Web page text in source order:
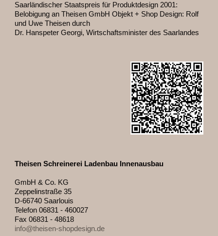
Saarländischer Staatspreis für Produktdesign 2001:
Belobigung an Theisen GmbH Objekt + Shop Design: Rolf
und Uwe Theisen durch
Dr. Hanspeter Georgi, Wirtschaftsminister des Saarlandes
Theisen Schreinerei Ladenbau Innenausbau
GmbH & Co. KG
Zeppelinstraße 35
D-66740 Saarlouis
Telefon 06831 - 460027
Fax 06831 - 48618
info@theisen-shopdesign.de